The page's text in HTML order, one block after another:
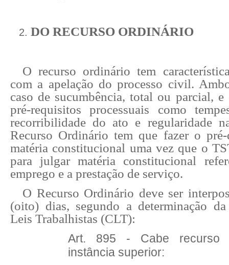
DO RECURSO ORDINÁRIO
O recurso ordinário tem
com a apelação do processo civil.
caso de sucumbência, total ou parcial, e
pré-requisitos processuais como
recorribilidade do ato e regularidade
Recurso Ordinário tem que fazer o pré-
matéria constitucional uma vez que o
para julgar matéria constitucional
emprego e a prestação de serviço.
O Recurso Ordinário deve ser
(oito) dias, segundo a determinação
Leis Trabalhistas (CLT):
Art. 895 - Cabe recurso
instância superior: